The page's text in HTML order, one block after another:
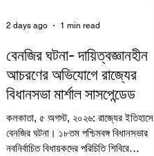
বেনজির ঘটনা- দায়িত্বজ্ঞানহীন
আচরণের অভিযোগে রাজ্যের
বিধানসভা মার্শাল সাসপেন্ডেড
কলকাতা, ৫ অগস্ট, ২০২৬: রাজ্যের ইতিহাসে
বেনজির ঘটনা। ১৮তম পশ্চিমবঙ্গ বিধানসভার
নবনির্বাচিত বিধায়কদের পরিচিতি শিবিরে
2 days ago 1 min read